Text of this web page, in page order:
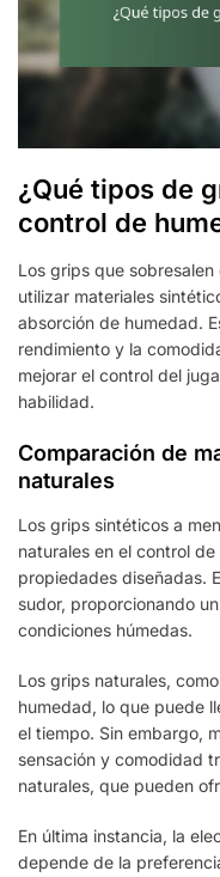
¿Qué tipos de
control de
Los grips que
utilizar materiales
absorción de humedad.
rendimiento y la
mejorar el control del
habilidad.
Comparación de
naturales
Los grips sintéticos a
naturales en el control
propiedades diseñadas.
sudor, proporcionando
condiciones húmedas.
Los grips naturales,
humedad, lo que puede
el tiempo. Sin embargo,
sensación y comodidad
naturales, que pueden
En última instancia, la
depende de la